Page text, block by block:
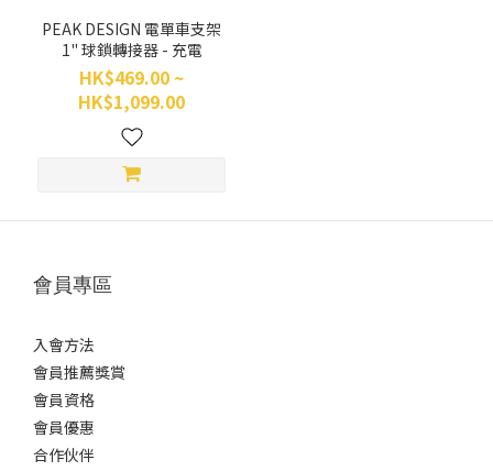
PEAK DESIGN 電單車支架
1" 球鎖轉接器 - 充電
HK$469.00 ~
HK$1,099.00
會員專區
入會方法
會員推薦獎賞
會員資格
會員優惠
合作伙伴